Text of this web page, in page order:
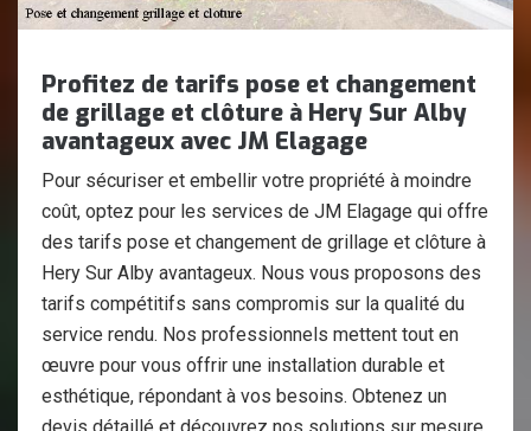
Profitez de tarifs pose et changement
de grillage et clôture à Hery Sur Alby
avantageux avec JM Elagage
Pour sécuriser et embellir votre propriété à moindre
coût, optez pour les services de JM Elagage qui offre
des tarifs pose et changement de grillage et clôture à
Hery Sur Alby avantageux. Nous vous proposons des
tarifs compétitifs sans compromis sur la qualité du
service rendu. Nos professionnels mettent tout en
œuvre pour vous offrir une installation durable et
esthétique, répondant à vos besoins. Obtenez un